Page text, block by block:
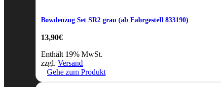
Bowdenzug Set SR2 grau (ab Fahrgestell 833190)
13,90€
Enthält 19% MwSt.
zzgl. Versand
Gehe zum Produkt